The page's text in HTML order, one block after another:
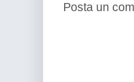
Posta un